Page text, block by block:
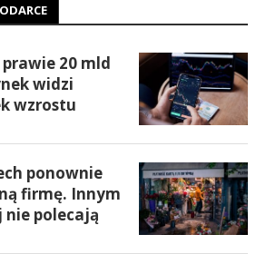
20 mld
widzi
wzrostu
ponownie
firmę. Innym
nie polecają